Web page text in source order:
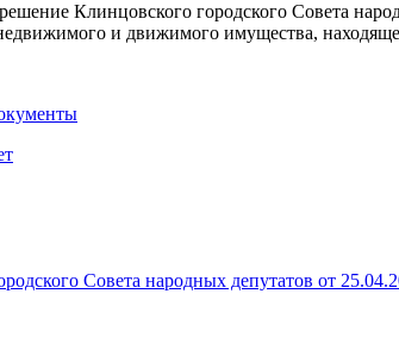
Клинцовского городского Совета
и движимого имущества,
Совета народных депутатов от